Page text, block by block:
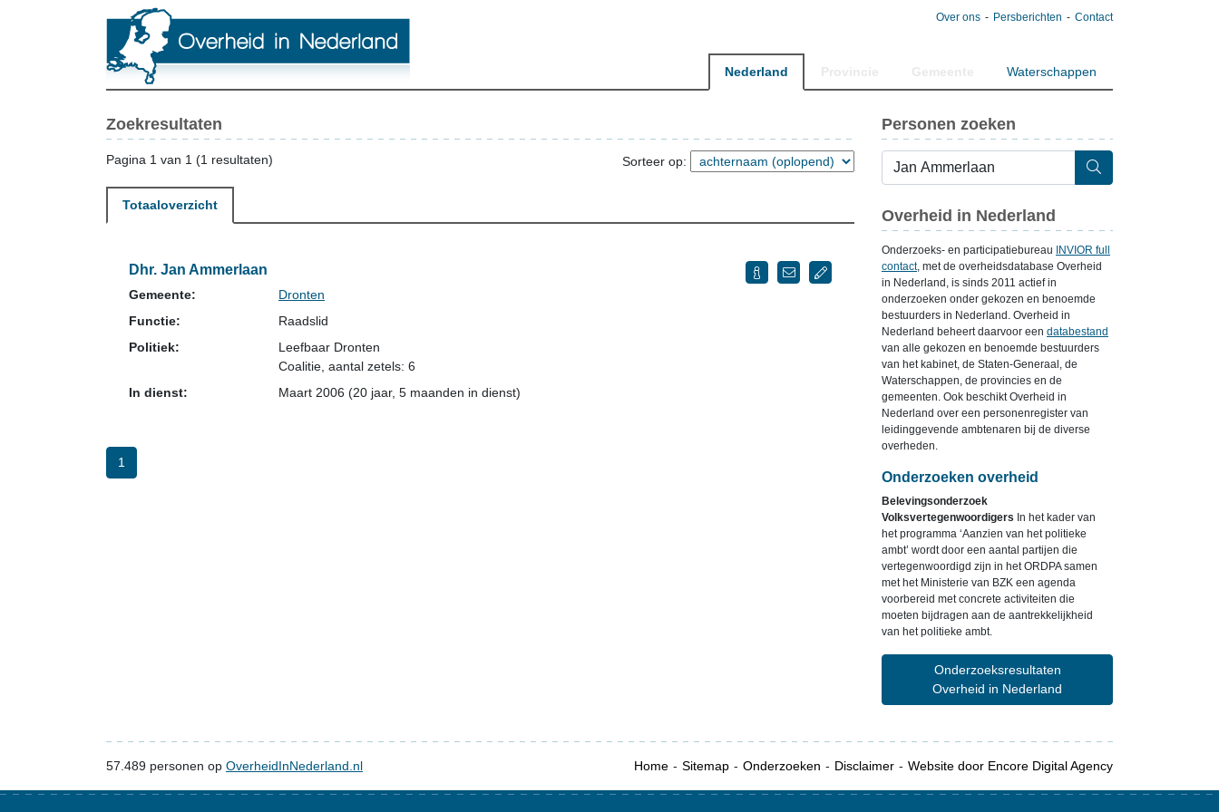
Over ons Persberichten Contact
Nederland Waterschappen
Zoekresultaten
Pagina 1 van 1 (1 resultaten) Sorteer op:
Totaaloverzicht
Dhr. Jan Ammerlaan
Gemeente:
Dronten
Functie:
Raadslid
Politiek:
Leefbaar Dronten
Coalitie , aantal zetels: 6
In dienst:
Maart 2006 (20 jaar, 5 maanden in dienst)
1
Personen zoeken
Overheid in Nederland
Onderzoeks- en participatiebureau
INVIOR full
contact, met de overheidsdatabase Overheid
in Nederland, is sinds 2011 actief in
onderzoeken onder gekozen en benoemde
bestuurders in Nederland. Overheid in
Nederland beheert daarvoor een databestand
van alle gekozen en benoemde bestuurders
van het kabinet, de Staten-Generaal, de
Waterschappen, de provincies en de
gemeenten. Ook beschikt Overheid in
Nederland over een personenregister van
leidinggevende ambtenaren bij de diverse
overheden.
Onderzoeken overheid
Belevingsonderzoek
Volksvertegenwoordigers In het kader van
het programma ‘Aanzien van het politieke
ambt’ wordt door een aantal partijen die
vertegenwoordigd zijn in het ORDPA samen
met het Ministerie van BZK een agenda
voorbereid met concrete activiteiten die
moeten bijdragen aan de aantrekkelijkheid
van het politieke ambt.
Onderzoeksresultaten
Overheid in Nederland
57.489 personen op OverheidInNederland.nl Home Sitemap Onderzoeken Disclaimer Website door Encore Digital Agency